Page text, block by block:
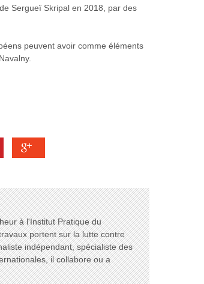
Sergueï Skripal en 2018, par des
peuvent avoir comme éléments
à l'Institut Pratique du
portent sur la lutte contre
indépendant, spécialiste des
il collabore ou a